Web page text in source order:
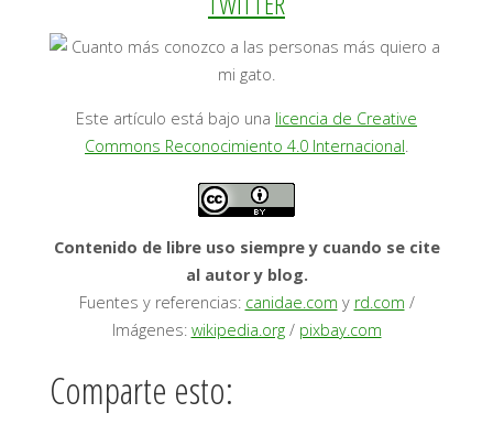
Este artículo está bajo una licencia de Creative
Commons Reconocimiento 4.0 Internacional
Contenido de libre uso siempre y cuando se cite
al autor y blog.
Fuentes y referencias: canidae.com y rd.com /
Imágenes: wikipedia.org/ pixbay.com
Comparte esto: